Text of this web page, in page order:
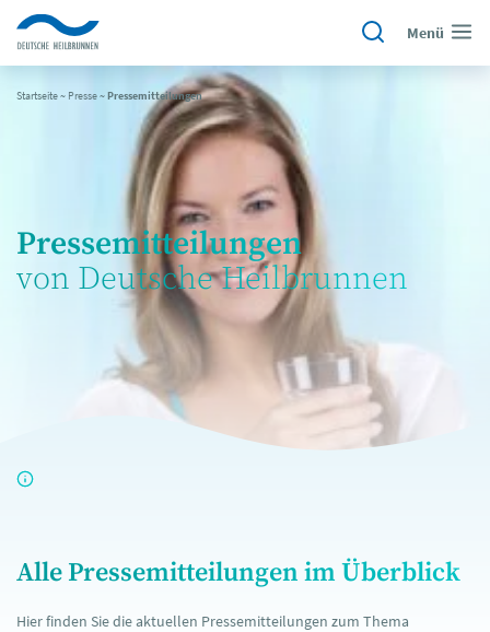
Menü
Startseite~ Presse~Pressemitteilungen
Pressemitteilungen
von Deutsche Heilbrunnen
Alle Pressemitteilungen im Überblick
Hier finden Sie die aktuellen Pressemitteilungen zum Thema